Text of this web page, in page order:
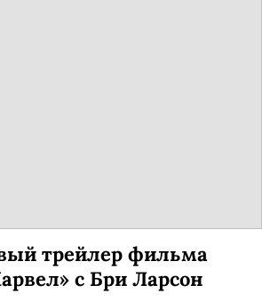
трейлер фильма
с Бри Ларсон